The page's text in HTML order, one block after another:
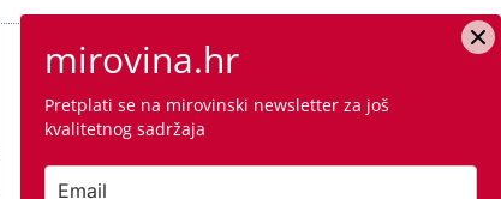
Raspisana dva
mega natječaja za
mirovina.hr
Pretplati se na mirovinski newsletter za još
kvalitetnog sadržaja